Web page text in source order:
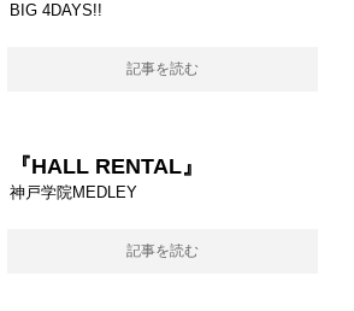
BIG 4DAYS!!
記事を読む
『HALL RENTAL』
神戸学院MEDLEY
記事を読む